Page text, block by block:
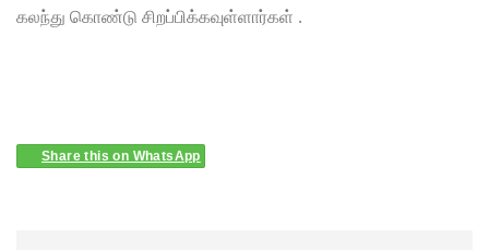
கலந்து கொண்டு சிறப்பிக்கவுள்ளார்கள் .
Share this on WhatsApp